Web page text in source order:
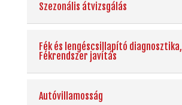
Szezonális átvizsgálás
Fék és lengéscsillapító diagnosztika,
Fékrendszer javítás
Autóvillamosság